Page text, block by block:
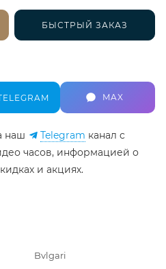
БЫСТРЫЙ ЗАКАЗ
MAX
наш Telegram канал c
часов, информацией о
и акциях.
Bvlgari